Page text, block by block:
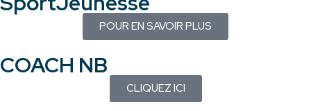
POUR EN SAVOIR PLUS
COACH NB
CLIQUEZ ICI